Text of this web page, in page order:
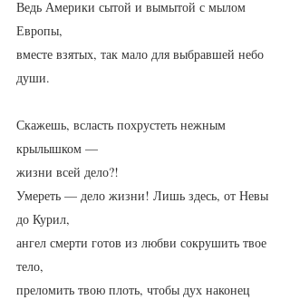
Ведь Америки сытой и вымытой с мылом
Европы,
вместе взятых, так мало для выбравшей небо
души.
Скажешь, всласть похрустеть нежным
крылышком —
жизни всей дело?!
Умереть — дело жизни! Лишь здесь, от Невы
до Курил,
ангел смерти готов из любви сокрушить твое
тело,
преломить твою плоть, чтобы дух наконец